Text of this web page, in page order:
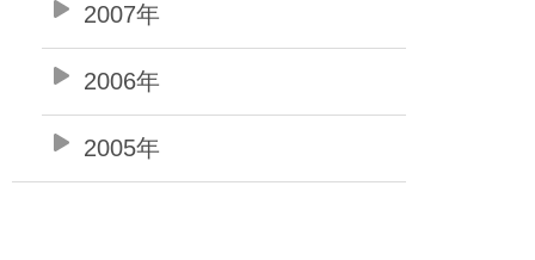
2007年
2006年
2005年